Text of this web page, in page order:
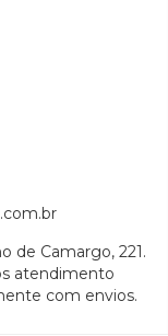
de Camargo, 221.
atendimento
com envios.